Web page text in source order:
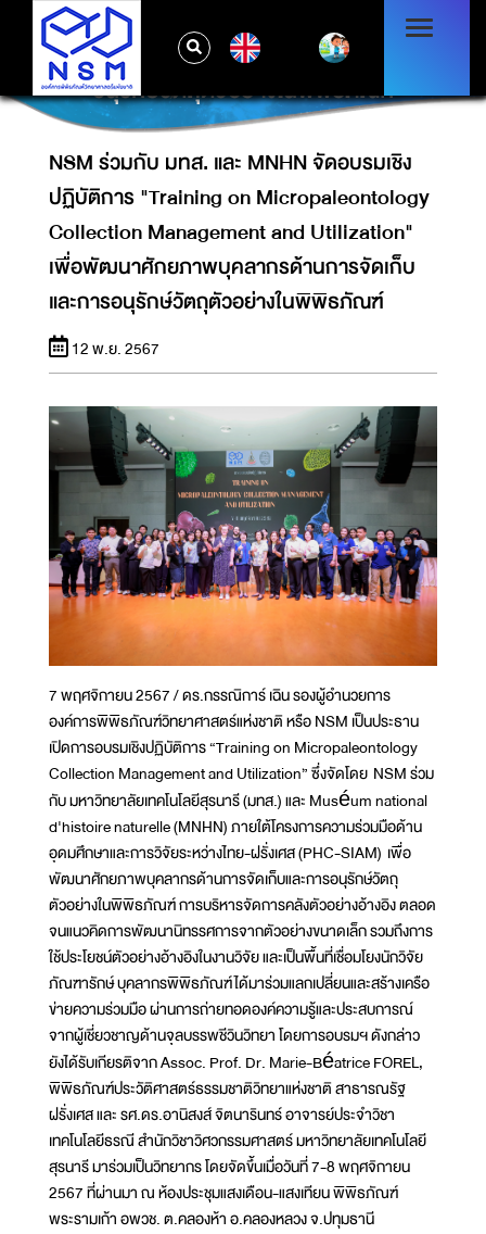
MICROPALEONTOLOGY COLLECTION
MANAGEMENT AND UTILIZATION" เพื่อ
พัฒนาศักยภาพบุคลากรด้านการจัดเก็บและการ
อนุรักษ์วัตถุตัวอย่างในพิพิธภัณฑ์
NSM ร่วมกับ มทส. และ MNHN จัดอบรมเชิง
ปฏิบัติการ "Training on Micropaleontology
Collection Management and Utilization"
เพื่อพัฒนาศักยภาพบุคลากรด้านการจัดเก็บ
และการอนุรักษ์วัตถุตัวอย่างในพิพิธภัณฑ์
12 พ.ย. 2567
7 พฤศจิกายน 2567 / ดร.กรรณิการ์ เฉิน รองผู้อำนวยการ
องค์การพิพิธภัณฑ์วิทยาศาสตร์แห่งชาติ หรือ NSM เป็นประธาน
เปิดการอบรมเชิงปฏิบัติการ “Training on Micropaleontology
Collection Management and Utilization” ซึ่งจัดโดย NSM ร่วม
กับ มหาวิทยาลัยเทคโนโลยีสุรนารี (มทส.) และ Muséum national
d'histoire naturelle (MNHN) ภายใต้โครงการความร่วมมือด้าน
อุดมศึกษาและการวิจัยระหว่างไทย-ฝรั่งเศส (PHC-SIAM) เพื่อ
พัฒนาศักยภาพบุคลากรด้านการจัดเก็บและการอนุรักษ์วัตถุ
ตัวอย่างในพิพิธภัณฑ์ การบริหารจัดการคลังตัวอย่างอ้างอิง ตลอด
จนแนวคิดการพัฒนานิทรรศการจากตัวอย่างขนาดเล็ก รวมถึงการ
ใช้ประโยชน์ตัวอย่างอ้างอิงในงานวิจัย และเป็นพื้นที่เชื่อมโยงนักวิจัย
ภัณฑารักษ์ บุคลากรพิพิธภัณฑ์ได้มาร่วมแลกเปลี่ยนและสร้างเครือ
ข่ายความร่วมมือ ผ่านการถ่ายทอดองค์ความรู้และประสบการณ์
จากผู้เชี่ยวชาญด้านจุลบรรพชีวินวิทยา โดยการอบรมฯ ดังกล่าว
ยังได้รับเกียรติจาก Assoc. Prof. Dr. Marie-Béatrice FOREL,
พิพิธภัณฑ์ประวัติศาสตร์ธรรมชาติวิทยาแห่งชาติ สาธารณรัฐ
ฝรั่งเศส และ รศ.ดร.อานิสงส์ จิตนารินทร์ อาจารย์ประจำวิชา
เทคโนโลยีธรณี สำนักวิชาวิศวกรรมศาสตร์ มหาวิทยาลัยเทคโนโลยี
สุรนารี มาร่วมเป็นวิทยากร โดยจัดขึ้นเมื่อวันที่ 7-8 พฤศจิกายน
2567 ที่ผ่านมา ณ ห้องประชุมแสงเดือน-แสงเทียน พิพิธภัณฑ์
พระรามเก้า อพวช. ต.คลองห้า อ.คลองหลวง จ.ปทุมธานี